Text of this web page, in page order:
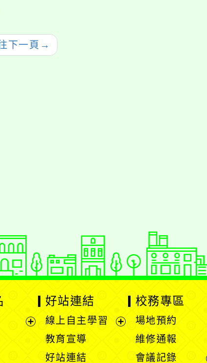
下一頁 →
好站連結
線上自主學習
教育宣導
好站連結
校務專區
場地預約
維修通報
會議記錄